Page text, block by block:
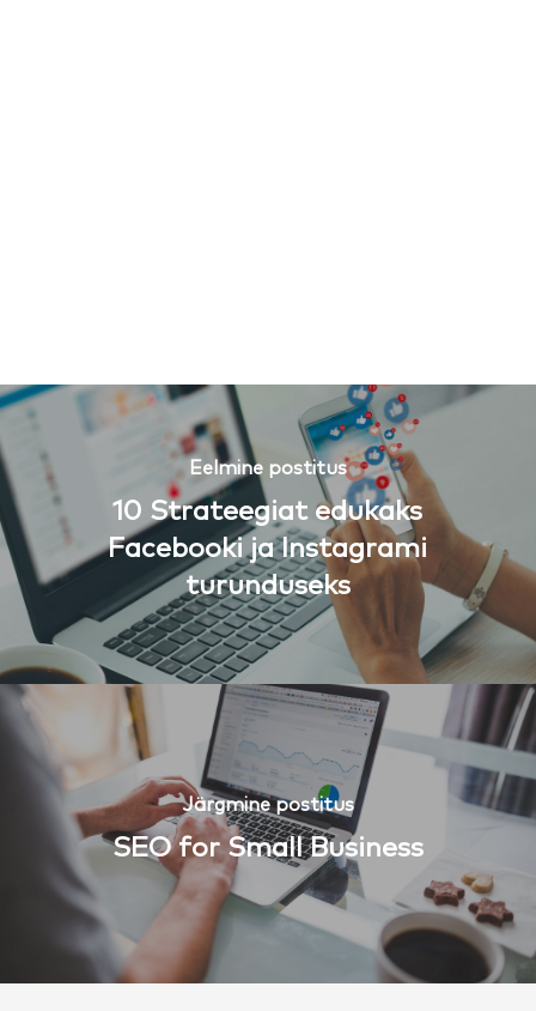
Eelmine postitus
10 Strateegiat edukaks
Facebooki ja Instagrami
turunduseks
Järgmine postitus
SEO for Small Business